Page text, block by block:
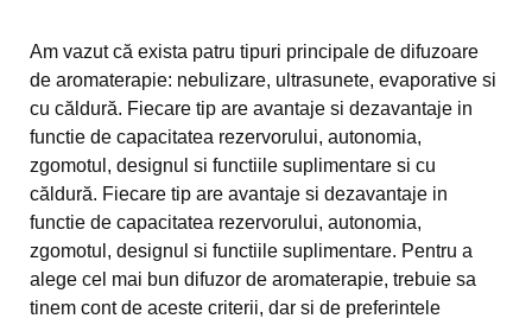
Am vazut că exista patru tipuri principale de difuzoare
de aromaterapie: nebulizare, ultrasunete, evaporative si
cu căldură. Fiecare tip are avantaje si dezavantaje in
functie de capacitatea rezervorului, autonomia,
zgomotul, designul si functiile suplimentare si cu
căldură. Fiecare tip are avantaje si dezavantaje in
functie de capacitatea rezervorului, autonomia,
zgomotul, designul si functiile suplimentare. Pentru a
alege cel mai bun difuzor de aromaterapie, trebuie sa
tinem cont de aceste criterii, dar si de preferintele